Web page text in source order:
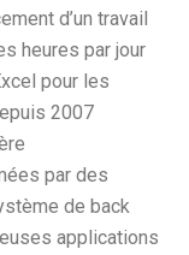
d’un travail
heures par jour
pour les
2007
par des
de back
applications